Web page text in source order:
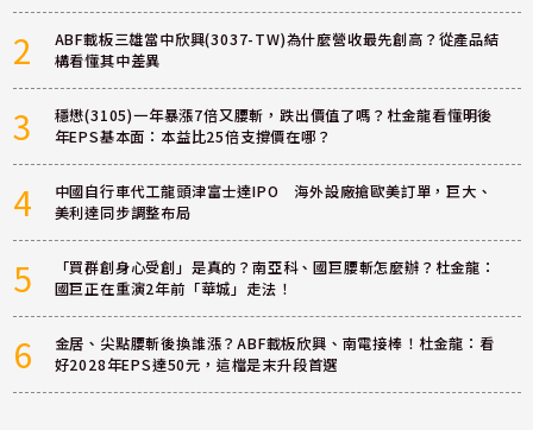
2
ABF載板三雄當中欣興(3037-TW)為什麼營收最先創高？從產品結
構看懂其中差異
3
穩懋(3105)一年暴漲7倍又腰斬，跌出價值了嗎？杜金龍看懂明後
年EPS基本面：本益比25倍支撐價在哪？
4
中國自行車代工龍頭津富士達IPO 海外設廠搶歐美訂單，巨大、
美利達同步調整布局
5
「買群創身心受創」是真的？南亞科、國巨腰斬怎麼辦？杜金龍：
國巨正在重演2年前「華城」走法！
6
金居、尖點腰斬後換誰漲？ABF載板欣興、南電接棒！杜金龍：看
好2028年EPS達50元，這檔是末升段首選